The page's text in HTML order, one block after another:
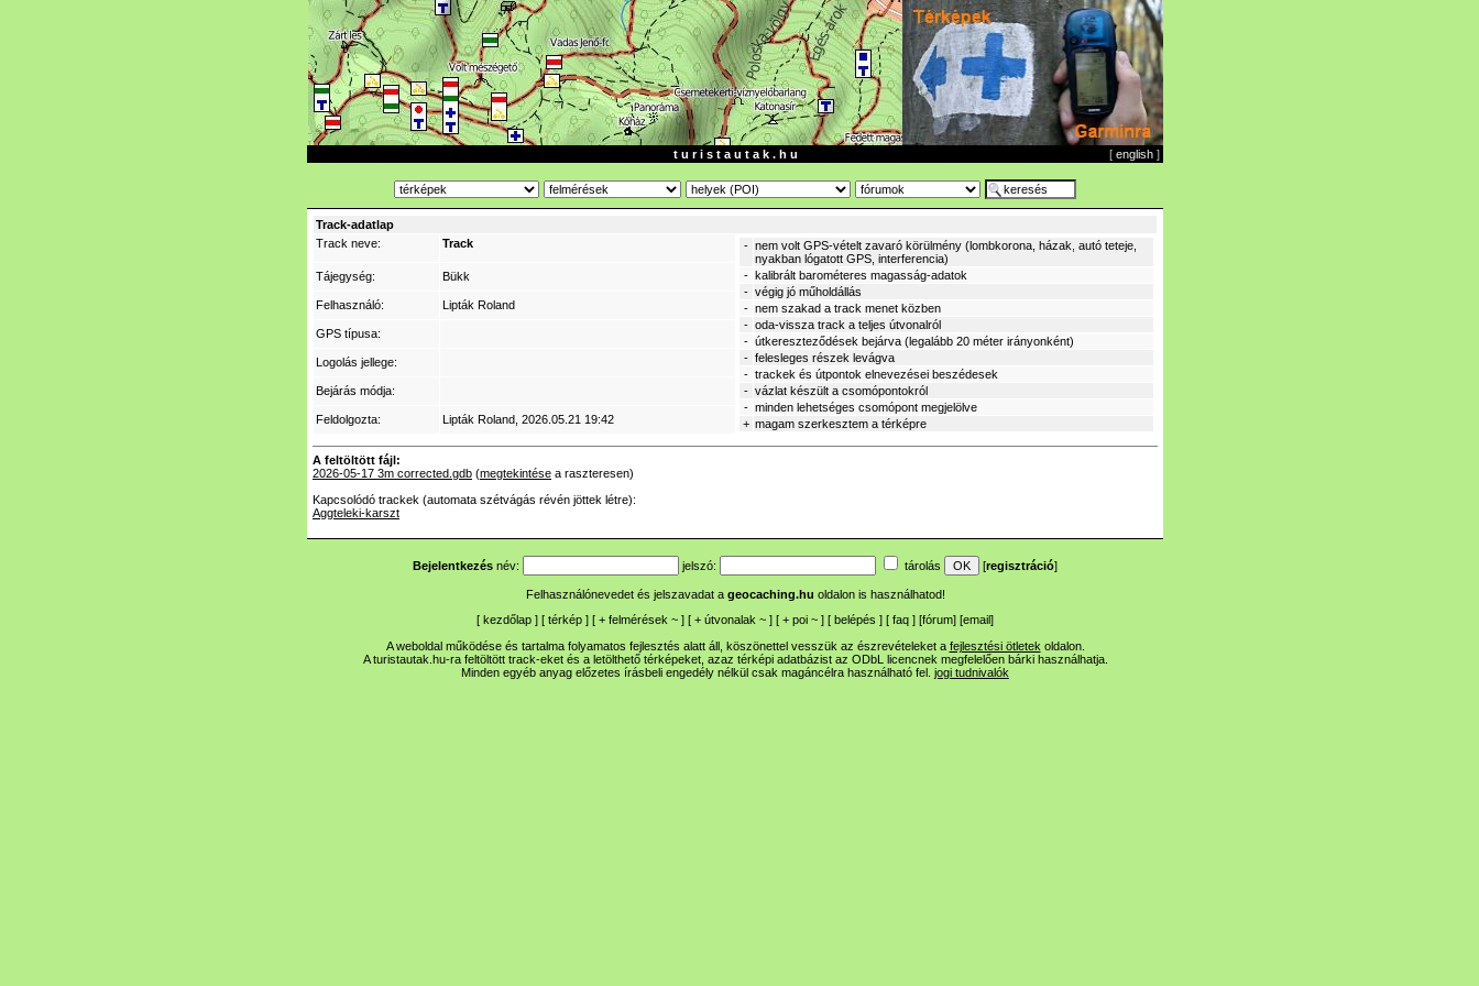
t u r i s t a u t a k . h u [ english ]
Track-adatlap
Track neve:
Track - nem volt GPS-vételt zavaró körülmény (lombkorona, házak, autó teteje,
nyakban lógatott GPS, interferencia)
- kalibrált barométeres magasság-adatok
- végig jó műholdállás
- nem szakad a track menet közben
- oda-vissza track a teljes útvonalról
- útkereszteződések bejárva (legalább 20 méter irányonként)
- felesleges részek levágva
- trackek és útpontok elnevezései beszédesek
- vázlat készült a csomópontokról
- minden lehetséges csomópont megjelölve
+ magam szerkesztem a térképre
Tájegység: Bükk
Felhasználó: Lipták Roland
GPS típusa:
Logolás jellege:
Bejárás módja:
Feldolgozta: Lipták Roland , 2026.05.21 19:42
A feltöltött fájl:
2026-05-17 3m corrected.gdb (megtekintése a raszteresen)
Kapcsolódó trackek (automata szétvágás révén jöttek létre):
Aggteleki-karszt
Bejelentkezés név: jelszó: tárolás [regisztráció]
Felhasználónevedet és jelszavadat a geocaching.hu oldalon is használhatod!
[ kezdőlap ] [ térkép ] [ + felmérések ~ ] [ + útvonalak ~ ] [ + poi ~ ] [ belépés ] [ faq ] [fórum] [email]
A weboldal működése és tartalma folyamatos fejlesztés alatt áll, köszönettel vesszük az észrevételeket a fejlesztési ötletek oldalon.
A turistautak.hu-ra feltöltött track-eket és a letölthető térképeket, azaz térképi adatbázist az ODbL licencnek megfelelően bárki használhatja.
Minden egyéb anyag előzetes írásbeli engedély nélkül csak magáncélra használható fel. jogi tudnivalók